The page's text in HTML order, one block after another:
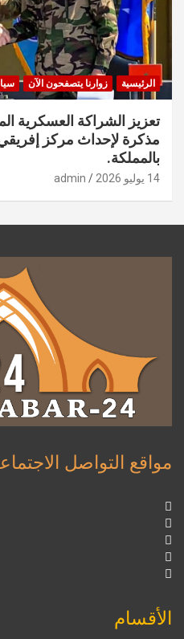
الرئيسية زوارنا يتصفحون الآن
تعزيز الشراكة العسكرية
مذكرة لإحداث مركز
بالمملكة.
14 يوليو 2026 admin
مواقع التواصل
الأقسام